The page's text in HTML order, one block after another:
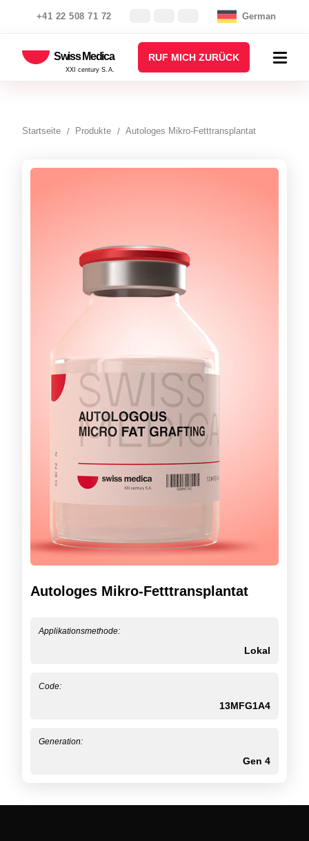
+41 22 508 71 72 German
Swiss Medica
XXI century S.A.
RUF MICH ZURÜCK
Startseite Produkte Autologes Mikro-Fetttransplantat
Autologes Mikro-Fetttransplantat
Applikationsmethode:
Lokal
Code:
13MFG1A4
Generation:
Gen 4